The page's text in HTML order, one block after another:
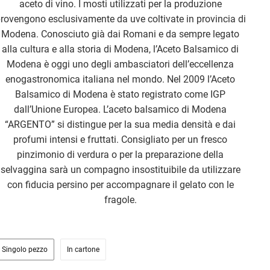
aceto di vino. I mosti utilizzati per la produzione
esclusivamente da uve coltivate in provincia di
Modena. Conosciuto già dai Romani e da sempre legato
alla cultura e alla storia di Modena, l’Aceto Balsamico di
Modena è oggi uno degli ambasciatori dell’eccellenza
enogastronomica italiana nel mondo. Nel 2009 l’Aceto
Balsamico di Modena è stato registrato come IGP
dall’Unione Europea. L’aceto balsamico di Modena
“ARGENTO” si distingue per la sua media densità e dai
profumi intensi e fruttati. Consigliato per un fresco
pinzimonio di verdura o per la preparazione della
selvaggina sarà un compagno insostituibile da utilizzare
con fiducia persino per accompagnare il gelato con le
fragole.
Singolo pezzo In cartone